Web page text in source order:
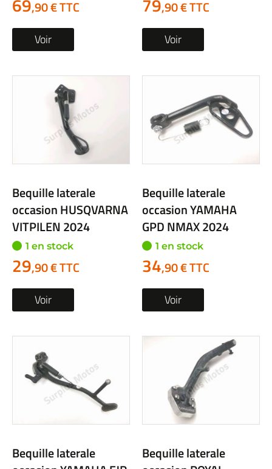
69,90 € TTC
Voir
79,90 € TTC
Voir
Bequille laterale
occasion HUSQVARNA
VITPILEN 2024
1 en stock
29,90 € TTC
Voir
Bequille laterale
occasion YAMAHA
GPD NMAX 2024
1 en stock
34,90 € TTC
Voir
Bequille laterale
Bequille laterale